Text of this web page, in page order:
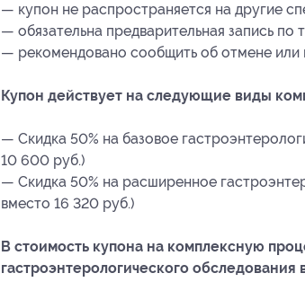
— купон не распространяется на другие
— обязательна предварительная запись по
— рекомендовано сообщить об отмене или
Купон действует на следующие виды
— Скидка 50% на базовое
10 600 руб.)
— Скидка 50% на расширенное
вместо 16 320 руб.)
В стоимость купона на комплексную
гастроэнтерологического